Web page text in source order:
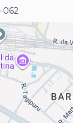
062